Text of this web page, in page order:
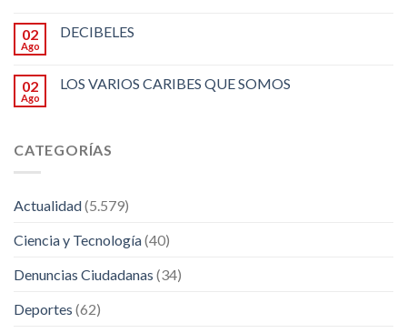
02
Ago
DECIBELES
02
Ago
LOS VARIOS CARIBES QUE SOMOS
CATEGORÍAS
Actualidad(5.579)
Ciencia y Tecnología(40)
Denuncias Ciudadanas (34)
Deportes (62)